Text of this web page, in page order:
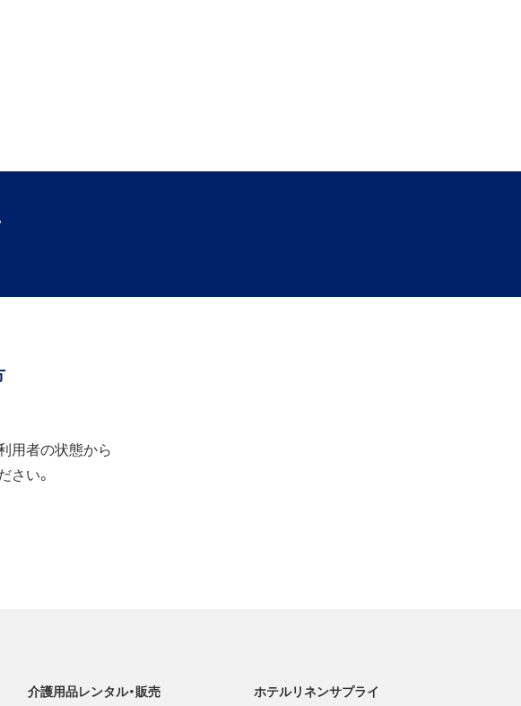
用者の状態から
さい。
介護用品レンタル・販売 ホテルリネンサプライ